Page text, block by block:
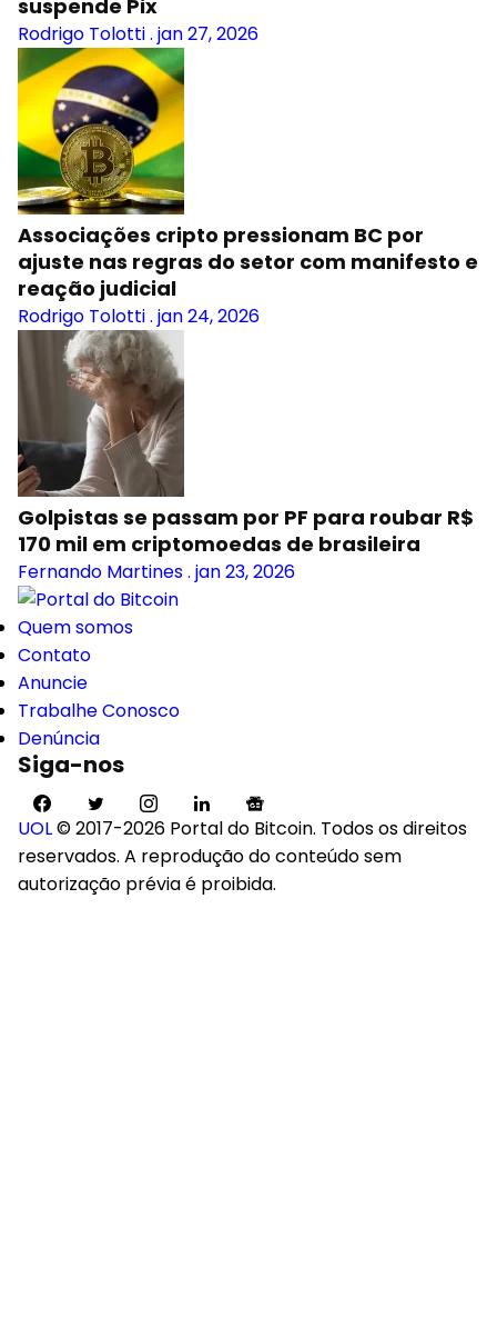
suspende Pix
Rodrigo Tolotti. jan 27, 2026
Associações cripto pressionam BC por
ajuste nas regras do setor com manifesto e
reação judicial
Rodrigo Tolotti. jan 24, 2026
Golpistas se passam por PF para roubar R$
170 mil em criptomoedas de brasileira
Fernando Martines. jan 23, 2026
Quem somos
Contato
Anuncie
Trabalhe Conosco
Denúncia
Siga-nos
UOL© 2017-2026 Portal do Bitcoin. Todos os direitos
reservados. A reprodução do conteúdo sem
autorização prévia é proibida.